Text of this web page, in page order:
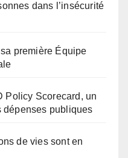
dans l’insécurité
première Équipe
Policy Scorecard, un
dépenses publiques
de vies sont en